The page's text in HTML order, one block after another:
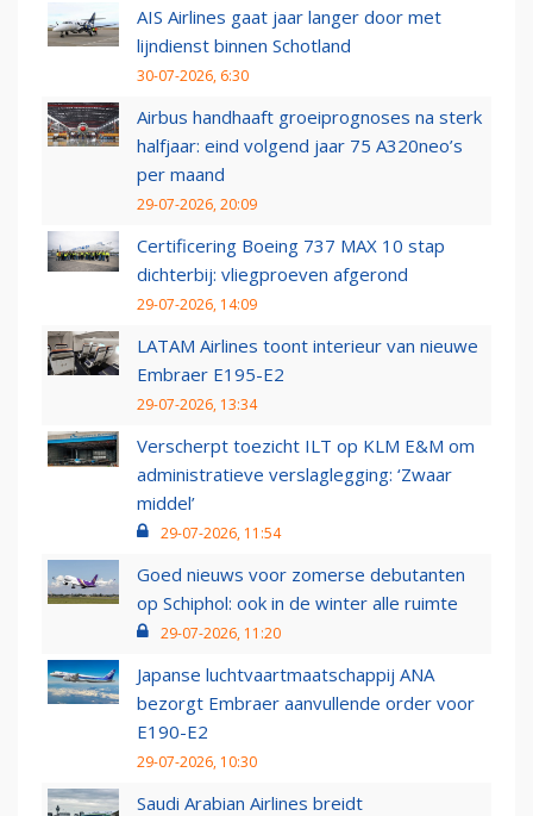
AIS Airlines gaat jaar langer door met
lijndienst binnen Schotland
30-07-2026, 6:30
Airbus handhaaft groeiprognoses na sterk
halfjaar: eind volgend jaar 75 A320neo’s
per maand
29-07-2026, 20:09
Certificering Boeing 737 MAX 10 stap
dichterbij: vliegproeven afgerond
29-07-2026, 14:09
LATAM Airlines toont interieur van nieuwe
Embraer E195-E2
29-07-2026, 13:34
Verscherpt toezicht ILT op KLM E&M om
administratieve verslaglegging: ‘Zwaar
middel’
29-07-2026, 11:54
Goed nieuws voor zomerse debutanten
op Schiphol: ook in de winter alle ruimte
29-07-2026, 11:20
Japanse luchtvaartmaatschappij ANA
bezorgt Embraer aanvullende order voor
E190-E2
29-07-2026, 10:30
Saudi Arabian Airlines breidt